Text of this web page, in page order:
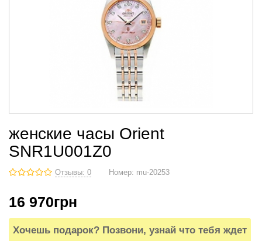
женские часы Orient
SNR1U001Z0
Отзывы: 0 Номер: mu-20253
16 970грн
Хочешь подарок? Позвони, узнай что тебя ждет